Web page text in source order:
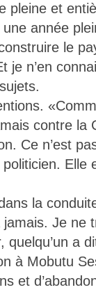
pleine et
année
le
je n’en
contre la
Ce n’est
Elle
la
Je ne
a
à Mobutu
et